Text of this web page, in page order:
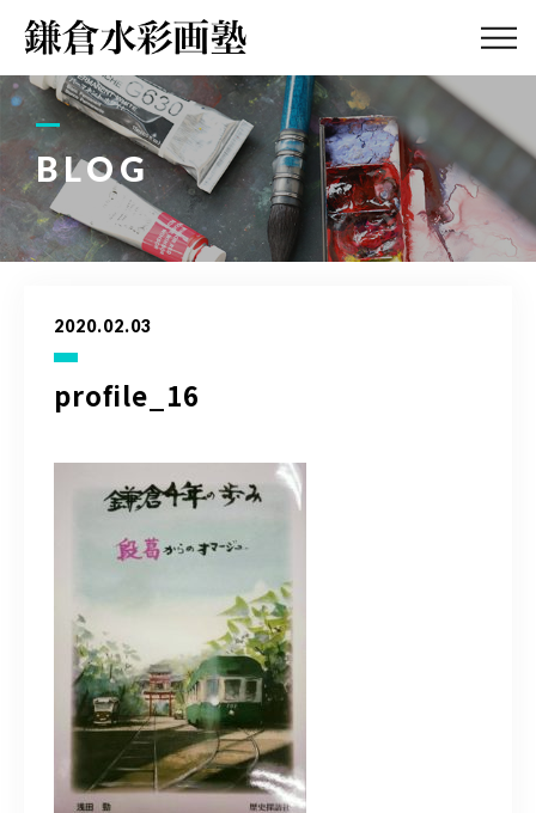
BLOG
2020.02.03
profile_16
ABOUT
画塾紹介・
アクセス
LESSON
教室案内
画塾ブログ
水彩ブログ
CONTACT
お問い合わせ
MEMBER